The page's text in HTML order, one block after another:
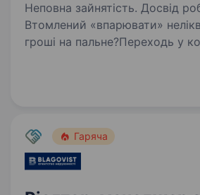
Неповна зайнятість. Досвід
Втомлений «впарювати»
гроші на пальне?Переходь у
Гаряча